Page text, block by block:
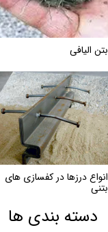
بتن الیافی
انواع درزها در کفسازی های
بتنی
دسته بندی ها